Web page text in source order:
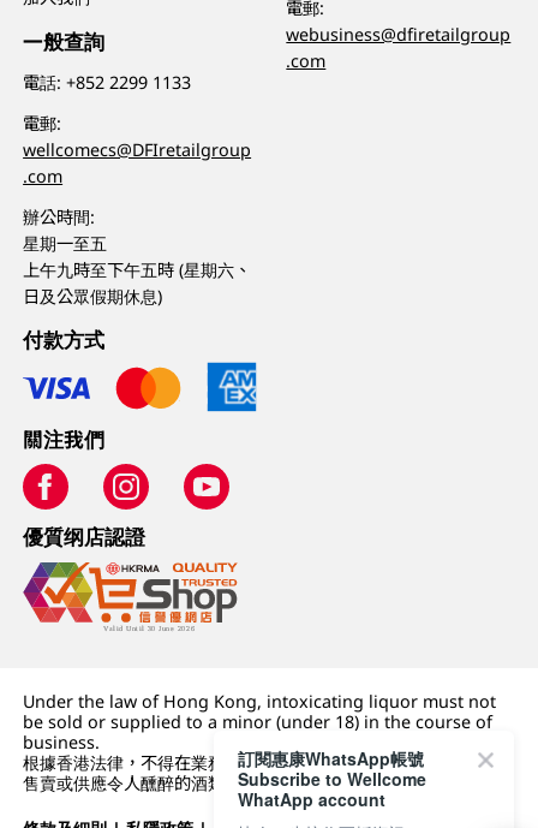
一般查詢
電話:+852 2299 1133
電郵:
wellcomecs@DFIretailgroup
.com
辦公時間:
星期一至五
上午九時至下午五時 (星期六、
日及公眾假期休息)
電郵:
webusiness@dfiretailgroup
.com
付款方式
關注我們
優質纲店認證
Under the law of Hong Kong, intoxicating liquor must not
be sold or supplied to a minor (under 18) in the course of
business.
根據香港法律，不得在業務過程中，向未成年人 (18 歲以下人士)
售賣或供應令人醺醉的酒類。
訂閱惠康WhatsApp帳號
Subscribe to Wellcome
WhatApp account